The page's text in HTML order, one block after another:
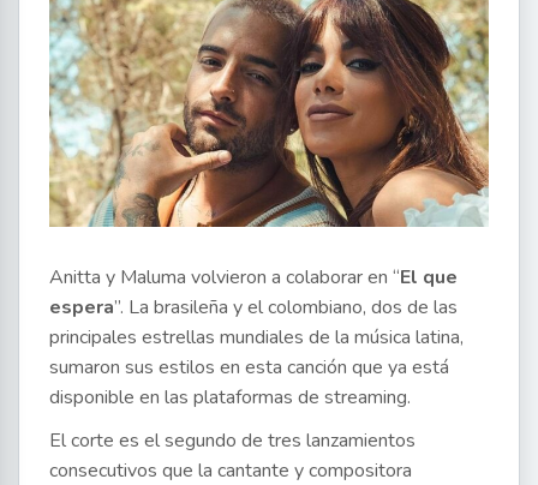
Anitta y Maluma volvieron a colaborar en “El que
espera”. La brasileña y el colombiano, dos de las
principales estrellas mundiales de la música latina,
sumaron sus estilos en esta canción que ya está
disponible en las plataformas de streaming.
El corte es el segundo de tres lanzamientos
consecutivos que la cantante y compositora